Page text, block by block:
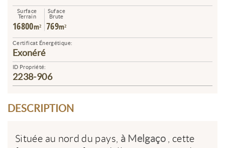
Surface
Terrain
16800m²
Suface
Brute
769m²
Certificat Énergétique:
Exonéré
ID Propriété:
2238-906
DESCRIPTION
Située au nord du pays, à Melgaço, cette